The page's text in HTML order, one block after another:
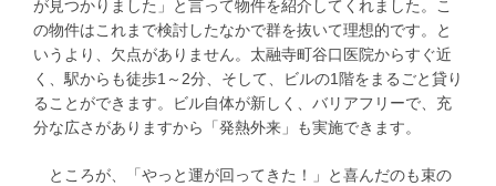
が見つかりました」と言って物件を紹介してくれました。こ
の物件はこれまで検討したなかで群を抜いて理想的です。と
いうより、欠点がありません。太融寺町谷口医院からすぐ近
く、駅からも徒歩1～2分、そして、ビルの1階をまるごと貸り
ることができます。ビル自体が新しく、バリアフリーで、充
分な広さがありますから「発熱外来」も実施できます。
ところが、「やっと運が回ってきた！」と喜んだのも束の